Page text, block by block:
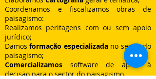
Coordenamos e fiscalizamos obras de
paisagismo:
Realizamos peritagens com ou sem apoio
jurídico;
Damosformação especializadano sector do
paisagismo;
Comercializamos software de apoio à
decisão para o sector do paisagismo.